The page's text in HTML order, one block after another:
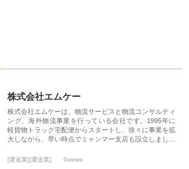
株式会社エムケー
株式会社エムケーは、物流サービスと物流コンサルティ
ング、海外物流事業を行っている会社です。1995年に
軽貨物トラック宅配便からスタートし、徐々に事業を拡
大しながら、早い時点でミャンマー支店も設立しまし…
[運送業][運送業] 0views